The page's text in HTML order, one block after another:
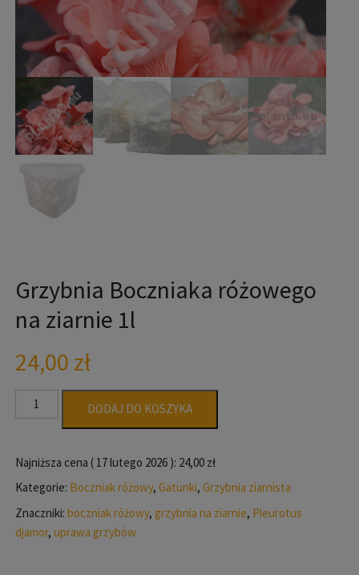
Grzybnia Boczniaka różowego
na ziarnie 1l
24,00 zł
ilość
Grzybnia
różowego
ziarnie
1l
DODAJ DO KOSZYKA
Najniższa cena (17 lutego 2026): 24,00 zł
Kategorie: Boczniak różowy, Gatunki, Grzybnia ziarnista
Znaczniki: boczniak różowy, grzybnia na ziarnie, Pleurotus
djamor, uprawa grzybów